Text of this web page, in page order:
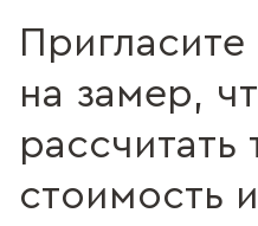
Пригласите
на замер,
рассчитать
стоимость